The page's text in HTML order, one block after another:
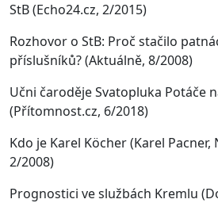
StB(Echo24.cz, 2/2015)
Rozhovor o StB: Proč stačilo
příslušníků? (Aktuálně, 8/2008)
Učni čaroděje Svatopluka Potáče
(Přítomnost.cz, 6/2018)
Kdo je Karel Köcher (Karel Pacner,
2/2008)
Prognostici ve službách Kremlu